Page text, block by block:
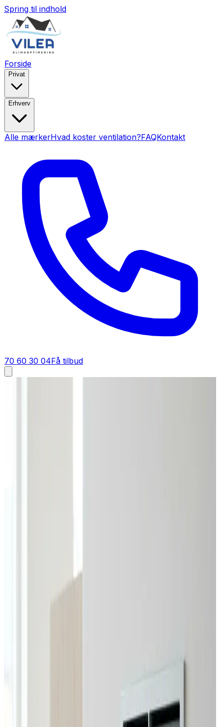
Spring til indhold
Forside
Privat
Erhverv
Alle mærkerHvad koster ventilation?FAQKontakt
70 60 30 04Få tilbud